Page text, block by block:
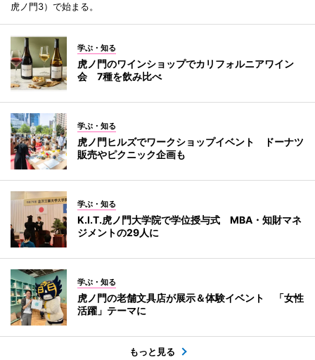
虎ノ門3）で始まる。
学ぶ・知る
虎ノ門のワインショップでカリフォルニアワイン
会 7種を飲み比べ
学ぶ・知る
虎ノ門ヒルズでワークショップイベント ドーナツ
販売やピクニック企画も
学ぶ・知る
K.I.T.虎ノ門大学院で学位授与式 MBA・知財マネ
ジメントの29人に
学ぶ・知る
虎ノ門の老舗文具店が展示＆体験イベント 「女性
活躍」テーマに
もっと見る